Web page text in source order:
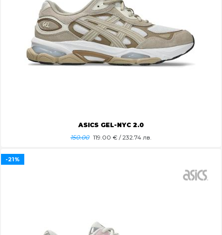
ASICS GEL-NYC 2.0
150.00 119.00 € / 232.74 лв.
-21%